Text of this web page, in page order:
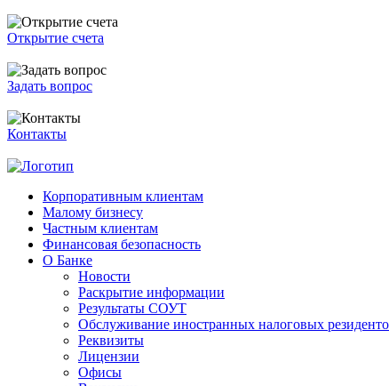
Открытие счета
Задать вопрос
Контакты
Корпоративным клиентам
Малому бизнесу
Частным клиентам
Финансовая безопасность
О Банке
Новости
Раскрытие информации
Результаты СОУТ
Обслуживание иностранных налоговых
Реквизиты
Лицензии
Офисы